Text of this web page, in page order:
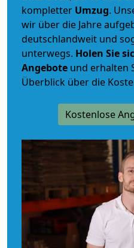
kompletter Umzug.
wir über die Jahre
deutschlandweit und
unterwegs. Holen Sie
Angebote und erhalten
Überblick über die
Kostenlose